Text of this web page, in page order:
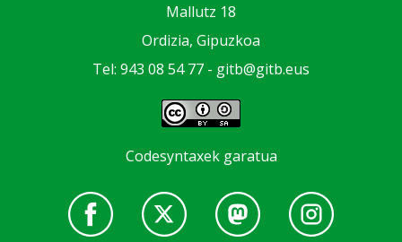
Mallutz 18
Ordizia, Gipuzkoa
Tel: 943 08 54 77 - gitb@gitb.eus
Codesyntaxek garatua